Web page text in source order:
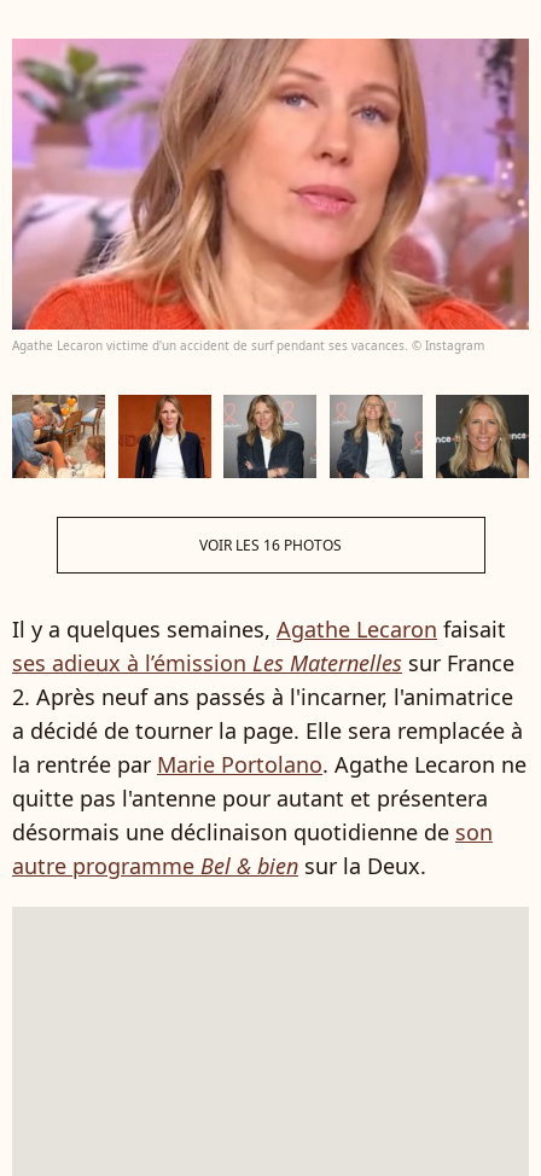
Agathe Lecaron victime d'un accident de surf pendant ses vacances. © Instagram
VOIR LES 16 PHOTOS
Il y a quelques semaines, Agathe Lecaron faisait
ses adieux à l’émission Les Maternelles sur France
2. Après neuf ans passés à l'incarner, l'animatrice
a décidé de tourner la page. Elle sera remplacée à
la rentrée par Marie Portolano. Agathe Lecaron ne
quitte pas l'antenne pour autant et présentera
désormais une déclinaison quotidienne de son
autre programme Bel & bien sur la Deux.